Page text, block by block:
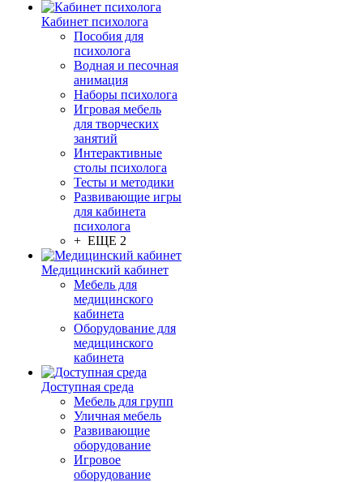
Кабинет психолога
Пособия для
психолога
Водная и песочная
анимация
Наборы психолога
Игровая мебель
для творческих
занятий
Интерактивные
столы психолога
Тесты и методики
Развивающие игры
для кабинета
психолога
+ ЕЩЕ 2
Медицинский кабинет
Мебель для
медицинского
кабинета
Оборудование для
медицинского
кабинета
Доступная среда
Мебель для групп
Уличная мебель
Развивающие
оборудование
Игровое
оборудование